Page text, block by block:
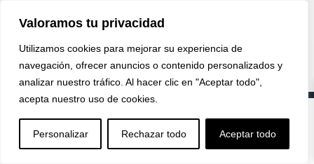
Valoramos tu privacidad
Utilizamos cookies para mejorar su experiencia de
navegación, ofrecer anuncios o contenido personalizados y
analizar nuestro tráfico. Al hacer clic en "Aceptar todo",
acepta nuestro uso de cookies.
Personalizar Rechazar todo Aceptar todo
 U 